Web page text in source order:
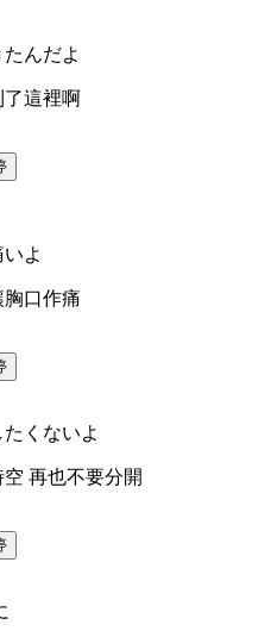
んだよ
了這裡啊
よ
口作痛
くないよ
再也不要分開